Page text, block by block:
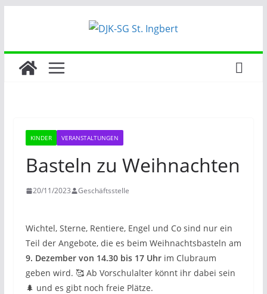
KINDER VERANSTALTUNGEN
Basteln zu Weihnachten
20/11/2023 Geschäftsstelle
Wichtel, Sterne, Rentiere, Engel und Co sind nur ein
Teil der Angebote, die es beim Weihnachtsbasteln am
9. Dezember von 14.30 bis 17 Uhrim Clubraum
geben wird. 🥰 Ab Vorschulalter könnt ihr dabei sein
🌲 und es gibt noch freie Plätze.